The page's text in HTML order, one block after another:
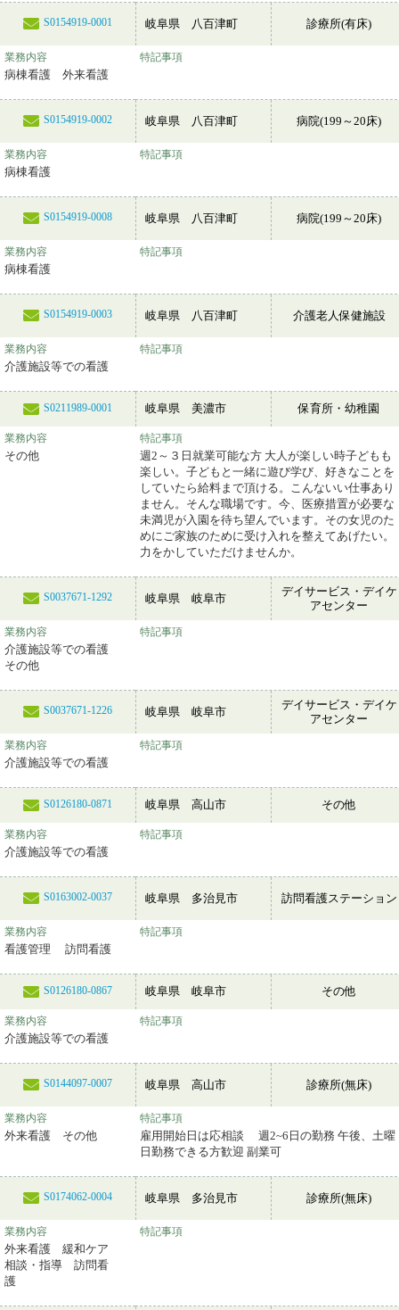
S0154919-0001 岐阜県 八百津町 診療所(有床)
業務内容
病棟看護 外来看護
特記事項
S0154919-0002 岐阜県 八百津町 病院(199～20床)
業務内容
病棟看護
特記事項
S0154919-0008 岐阜県 八百津町 病院(199～20床)
業務内容
病棟看護
特記事項
S0154919-0003 岐阜県 八百津町 介護老人保健施設
業務内容
介護施設等での看護
特記事項
S0211989-0001 岐阜県 美濃市 保育所・幼稚園
業務内容
その他
特記事項
週2～３日就業可能な方 大人が楽しい時子どもも
楽しい。子どもと一緒に遊び学び、好きなことを
していたら給料まで頂ける。こんないい仕事あり
ません。そんな職場です。今、医療措置が必要な
未満児が入園を待ち望んでいます。その女児のた
めにご家族のために受け入れを整えてあげたい。
力をかしていただけませんか。
S0037671-1292 岐阜県 岐阜市
デイサービス・デイケ
アセンター
業務内容
介護施設等での看護
その他
特記事項
S0037671-1226 岐阜県 岐阜市
デイサービス・デイケ
アセンター
業務内容
介護施設等での看護
特記事項
S0126180-0871 岐阜県 高山市 その他
業務内容
介護施設等での看護
特記事項
S0163002-0037 岐阜県 多治見市 訪問看護ステーション
業務内容
看護管理 訪問看護
特記事項
S0126180-0867 岐阜県 岐阜市 その他
業務内容
介護施設等での看護
特記事項
S0144097-0007 岐阜県 高山市 診療所(無床)
業務内容
外来看護 その他
特記事項
雇用開始日は応相談 週2~6日の勤務 午後、土曜
日勤務できる方歓迎 副業可
S0174062-0004 岐阜県 多治見市 診療所(無床)
業務内容
外来看護 緩和ケア
相談・指導 訪問看
護
特記事項